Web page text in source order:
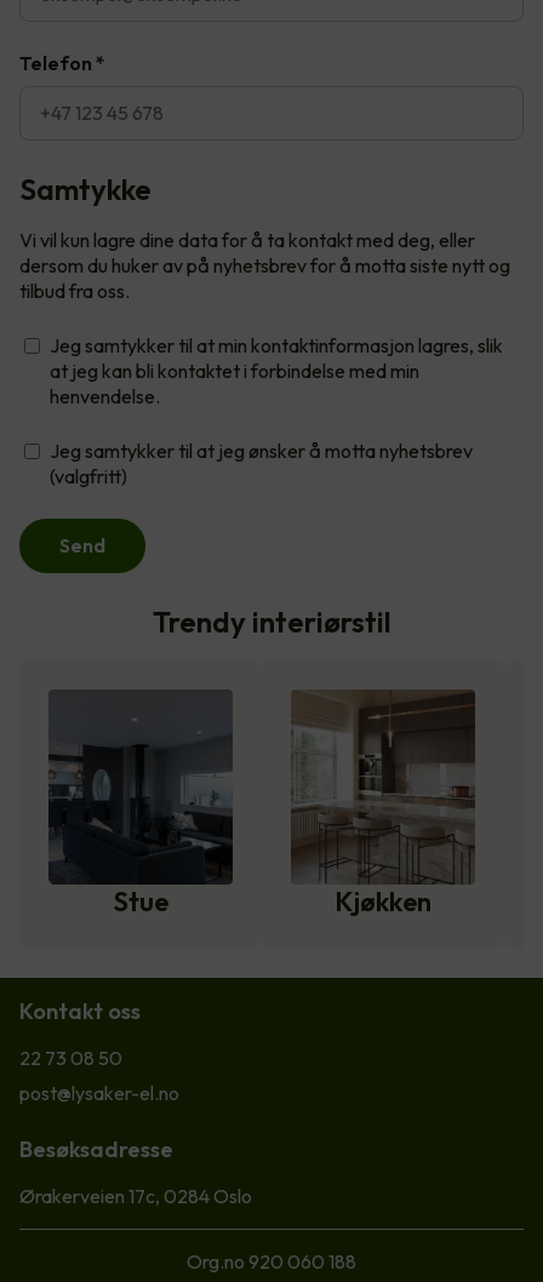
Telefon *
Samtykke
Vi vil kun lagre dine data for å ta kontakt med deg, eller
dersom du huker av på nyhetsbrev for å motta siste nytt og
tilbud fra oss.
Jeg samtykker til at min kontaktinformasjon lagres, slik
at jeg kan bli kontaktet i forbindelse med min
henvendelse.
Jeg samtykker til at jeg ønsker å motta nyhetsbrev
(valgfritt)
Send
Trendy interiørstil
Stue Kjøkken
Kontakt oss
22 73 08 50
post@lysaker-el.no
Besøksadresse
Ørakerveien 17c, 0284 Oslo
Org.no 920 060 188